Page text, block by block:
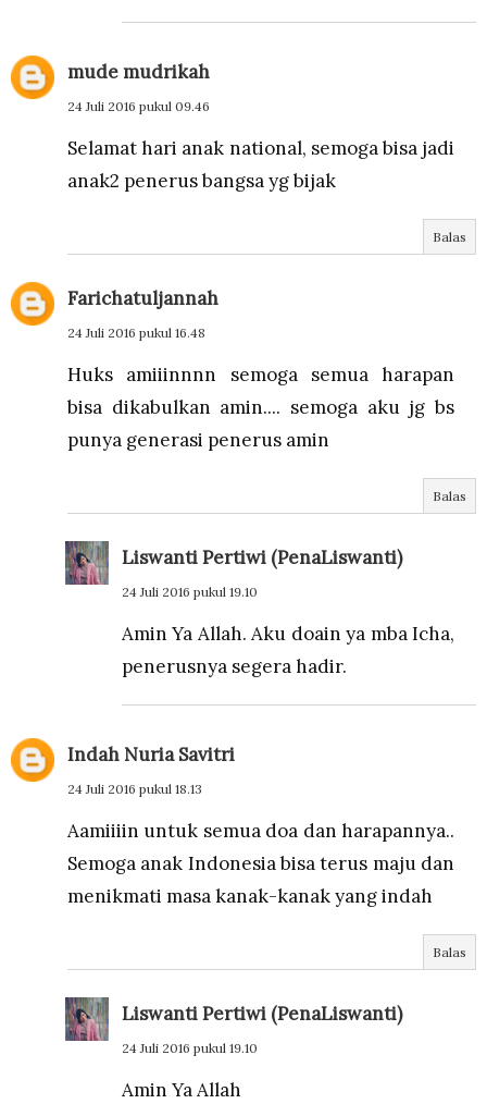
mude mudrikah
24 Juli 2016 pukul 09.46
Selamat hari anak national, semoga bisa jadi
anak2 penerus bangsa yg bijak
Balas
Farichatuljannah
24 Juli 2016 pukul 16.48
Huks amiiinnnn semoga semua harapan
bisa dikabulkan amin.... semoga aku jg bs
punya generasi penerus amin
Balas
Liswanti Pertiwi (PenaLiswanti)
24 Juli 2016 pukul 19.10
Amin Ya Allah. Aku doain ya mba Icha,
penerusnya segera hadir.
Indah Nuria Savitri
24 Juli 2016 pukul 18.13
Aamiiiin untuk semua doa dan harapannya..
Semoga anak Indonesia bisa terus maju dan
menikmati masa kanak-kanak yang indah
Balas
Liswanti Pertiwi (PenaLiswanti)
24 Juli 2016 pukul 19.10
Amin Ya Allah